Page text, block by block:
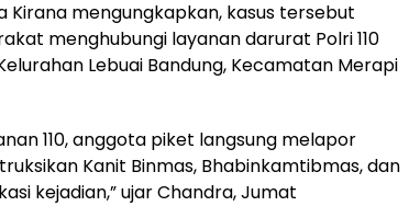
mengungkapkan, kasus tersebut
menghubungi layanan darurat Polri 110
Lebuai Bandung, Kecamatan Merapi
110, anggota piket langsung melapor
Kanit Binmas, Bhabinkamtibmas, dan
kejadian,” ujar Chandra, Jumat